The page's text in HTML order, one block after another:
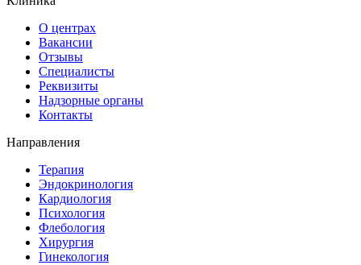
О центрах
Вакансии
Отзывы
Специалисты
Реквизиты
Надзорные органы
Контакты
Направления
Терапия
Эндокринология
Кардиология
Психология
Флебология
Хирургия
Гинекология